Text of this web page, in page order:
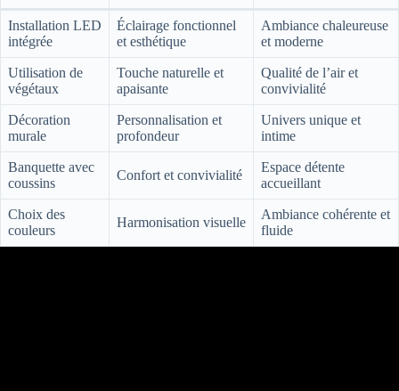
Installation LED
intégrée
Éclairage fonctionnel
et esthétique
Ambiance chaleureuse
et moderne
Utilisation de
végétaux
Touche naturelle et
apaisante
Qualité de l’air et
convivialité
Décoration
murale
Personnalisation et
profondeur
Univers unique et
intime
Banquette avec
coussins
Confort et convivialité
Espace détente
accueillant
Choix des
couleurs
Harmonisation visuelle
Ambiance cohérente et
fluide